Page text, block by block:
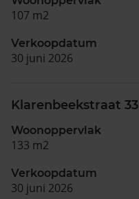
107 m2
Verkoopdatum
30 juni 2026
Klarenbeekstraat 33
Woonoppervlak
133 m2
Verkoopdatum
30 juni 2026